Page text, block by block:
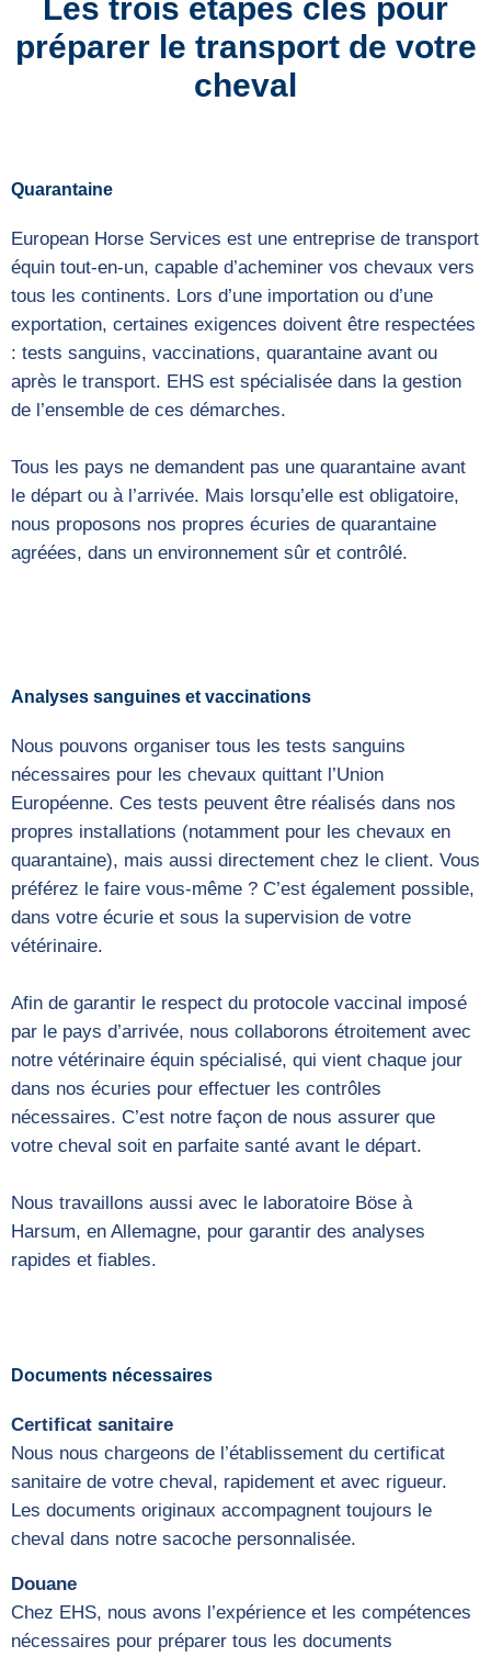
Les trois étapes clés pour
préparer le transport de votre
cheval
Quarantaine
European Horse Services est une entreprise de transport
équin tout-en-un, capable d’acheminer vos chevaux vers
tous les continents. Lors d’une importation ou d’une
exportation, certaines exigences doivent être respectées
: tests sanguins, vaccinations, quarantaine avant ou
après le transport. EHS est spécialisée dans la gestion
de l’ensemble de ces démarches.
Tous les pays ne demandent pas une quarantaine avant
le départ ou à l’arrivée. Mais lorsqu’elle est obligatoire,
nous proposons nos propres écuries de quarantaine
agréées, dans un environnement sûr et contrôlé.
Analyses sanguines et vaccinations
Nous pouvons organiser tous les tests sanguins
nécessaires pour les chevaux quittant l’Union
Européenne. Ces tests peuvent être réalisés dans nos
propres installations (notamment pour les chevaux en
quarantaine), mais aussi directement chez le client. Vous
préférez le faire vous-même ? C’est également possible,
dans votre écurie et sous la supervision de votre
vétérinaire.
Afin de garantir le respect du protocole vaccinal imposé
par le pays d’arrivée, nous collaborons étroitement avec
notre vétérinaire équin spécialisé, qui vient chaque jour
dans nos écuries pour effectuer les contrôles
nécessaires. C’est notre façon de nous assurer que
votre cheval soit en parfaite santé avant le départ.
Nous travaillons aussi avec le laboratoire Böse à
Harsum, en Allemagne, pour garantir des analyses
rapides et fiables.
Documents nécessaires
Certificat sanitaire
Nous nous chargeons de l’établissement du certificat
sanitaire de votre cheval, rapidement et avec rigueur.
Les documents originaux accompagnent toujours le
cheval dans notre sacoche personnalisée.
Douane
Chez EHS, nous avons l’expérience et les compétences
nécessaires pour préparer tous les documents